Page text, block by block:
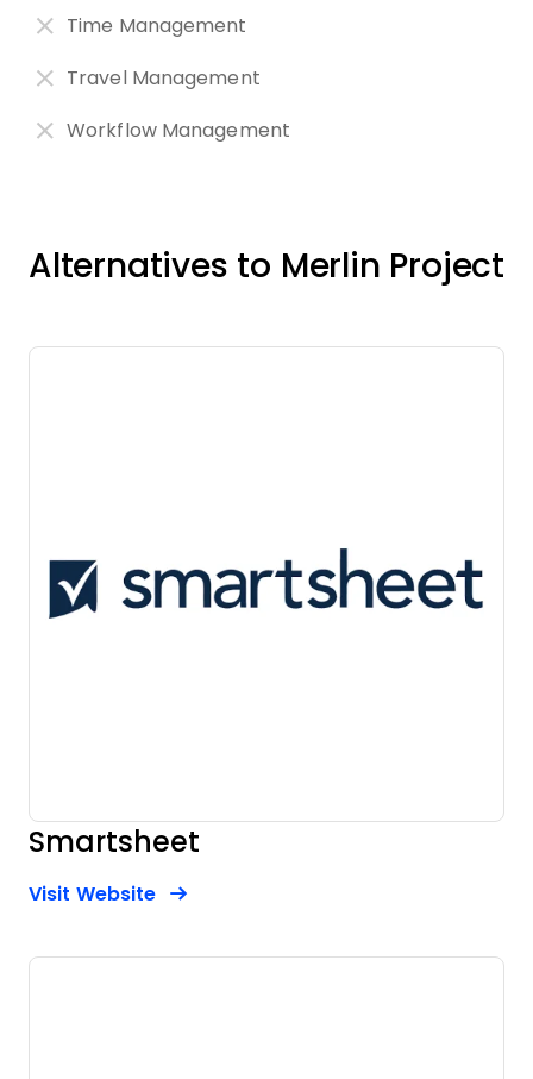
Time Management
Travel Management
Workflow Management
Alternatives to Merlin Project
Smartsheet
Visit WebsiteOpens New Window